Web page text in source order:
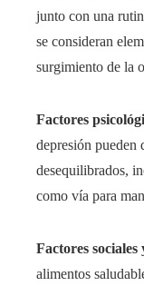
junto con una
se consideran
surgimiento de la
Factores
depresión pueden
desequilibrados,
como vía para
Factores sociales
alimentos